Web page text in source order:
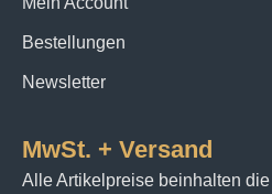
Bestellungen
Newsletter
MwSt. + Versand
Alle Artikelpreise beinhalten